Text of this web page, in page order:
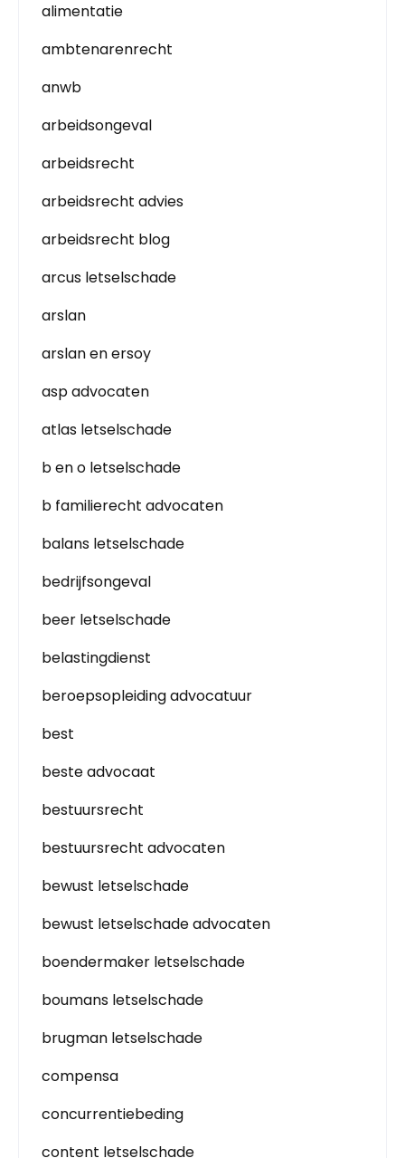
alimentatie
ambtenarenrecht
anwb
arbeidsongeval
arbeidsrecht
arbeidsrecht advies
arbeidsrecht blog
arcus letselschade
arslan
arslan en ersoy
asp advocaten
atlas letselschade
b en o letselschade
b familierecht advocaten
balans letselschade
bedrijfsongeval
beer letselschade
belastingdienst
beroepsopleiding advocatuur
best
beste advocaat
bestuursrecht
bestuursrecht advocaten
bewust letselschade
bewust letselschade advocaten
boendermaker letselschade
boumans letselschade
brugman letselschade
compensa
concurrentiebeding
content letselschade